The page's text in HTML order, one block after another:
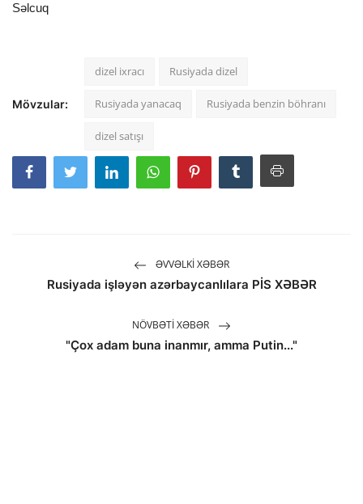
Səlcuq
Mövzular:
dizel ixracı Rusiyada dizel
Rusiyada yanacaq Rusiyada benzin böhranı
dizel satışı
ƏVVƏLKI XƏBƏR
Rusiyada işləyən azərbaycanlılara PİS XƏBƏR
NÖVBƏTI XƏBƏR
"Çox adam buna inanmır, amma Putin..."